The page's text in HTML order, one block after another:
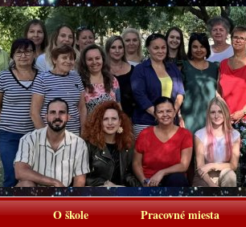
O škole Pracovné miesta